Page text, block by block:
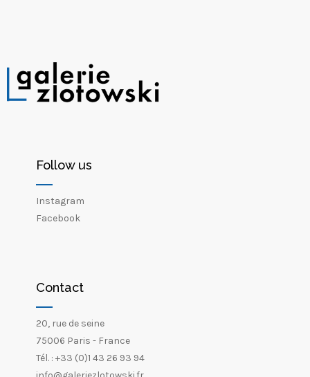
Follow us
Instagram
Facebook
Contact
20, rue de seine
75006 Paris - France
Tél. : +33 (0)1 43 26 93 94